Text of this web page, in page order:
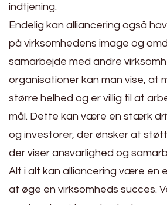
indtjening.
Endelig kan alliancering også
på virksomhedens image og
samarbejde med andre
organisationer kan man vise, at
større helhed og er villig til at
mål. Dette kan være en stærk
og investorer, der ønsker at
der viser ansvarlighed og
Alt i alt kan alliancering være en
at øge en virksomheds succes.